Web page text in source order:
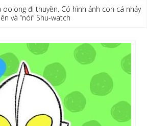
đi thuyền. Có hình ảnh con cá nhảy
lên và “nói” Shu-watch